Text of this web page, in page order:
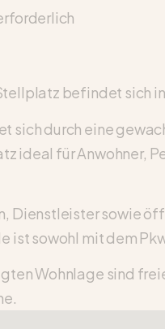
befindet sich
sich durch eine
ideal für Anwohner,
Dienstleister sowie
sowohl mit dem
Wohnlage sind